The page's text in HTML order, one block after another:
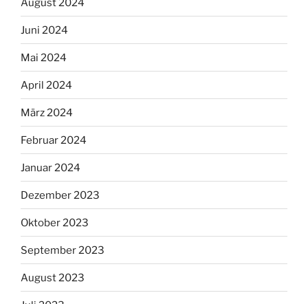
August 2024
Juni 2024
Mai 2024
April 2024
März 2024
Februar 2024
Januar 2024
Dezember 2023
Oktober 2023
September 2023
August 2023